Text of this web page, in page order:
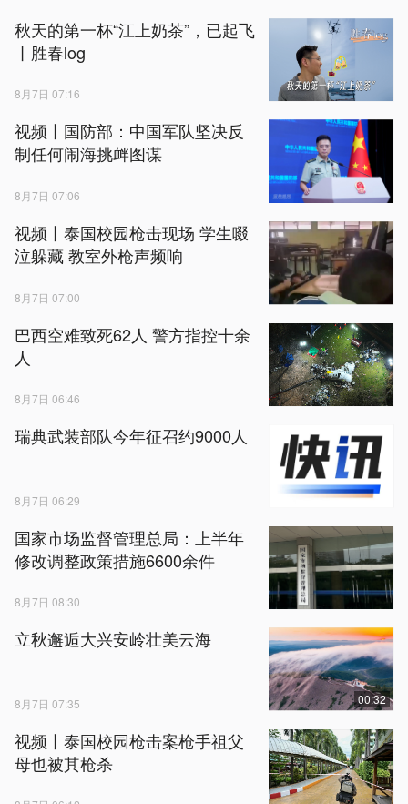
秋天的第一杯“江上奶茶”，已起飞
丨胜春log
8月7日 07:16
视频丨国防部：中国军队坚决反
制任何闹海挑衅图谋
8月7日 07:06
视频丨泰国校园枪击现场 学生啜
泣躲藏 教室外枪声频响
8月7日 07:00
巴西空难致死62人 警方指控十余
人
8月7日 06:46
瑞典武装部队今年征召约9000人
8月7日 06:29
国家市场监督管理总局：上半年
修改调整政策措施6600余件
8月7日 08:30
立秋邂逅大兴安岭壮美云海
8月7日 07:35 00:32
视频丨泰国校园枪击案枪手祖父
母也被其枪杀